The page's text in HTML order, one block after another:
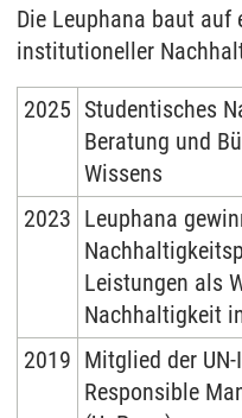
Die Leuphana baut auf
institutioneller
2025 Studentisches
Beratung und
Wissens
2023 Leuphana
Leistungen als
Nachhaltigkeit
2019 Mitglied der
Responsible